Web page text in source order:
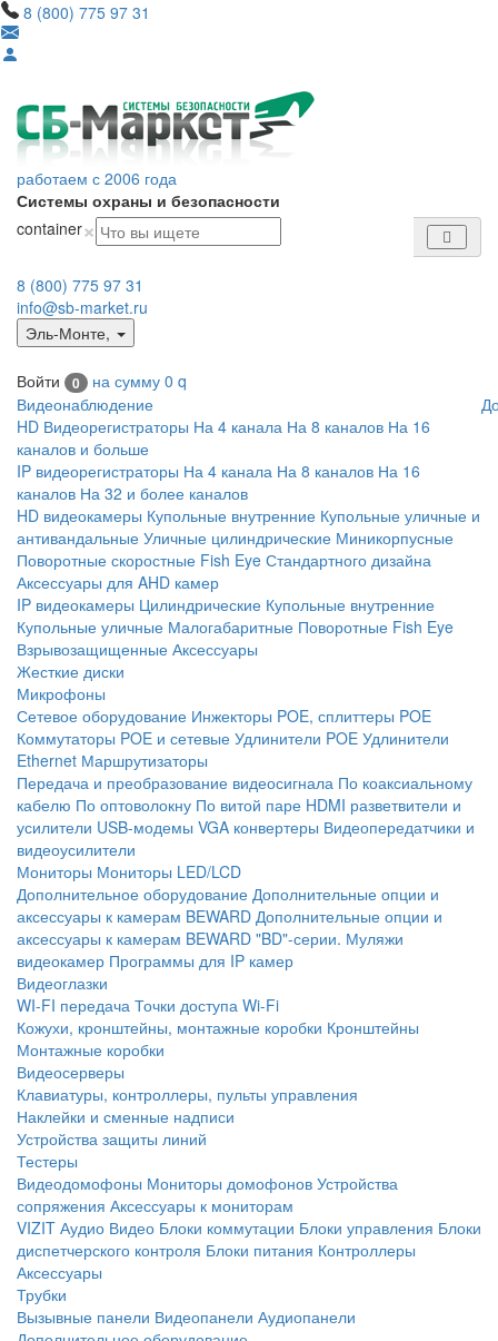
8 (800) 775 97 31
работаем с 2006 года
Системы охраны и безопасности
container×
8 (800) 775 97 31
info@sb-market.ru
Эль-Монте,
Войти 0 на сумму 0 q
Видеонаблюдение
HD Видеорегистраторы На 4 канала На 8 каналов На 16
каналов и больше
IP видеорегистраторы На 4 канала На 8 каналов На 16
каналов На 32 и более каналов
HD видеокамеры Купольные внутренние Купольные уличные и
антивандальные Уличные цилиндрические Миникорпусные
Поворотные скоростные Fish Eye Стандартного дизайна
Аксессуары для AHD камер
IP видеокамеры Цилиндрические Купольные внутренние
Купольные уличные Малогабаритные Поворотные Fish Eye
Взрывозащищенные Аксессуары
Жесткие диски
Микрофоны
Сетевое оборудование Инжекторы POE, сплиттеры POE
Коммутаторы POE и сетевые Удлинители POE Удлинители
Ethernet Маршрутизаторы
Передача и преобразование видеосигнала По коаксиальному
кабелю По оптоволокну По витой паре HDMI разветвители и
усилители USB-модемы VGA конвертеры Видеопередатчики и
видеоусилители
Мониторы Мониторы LED/LCD
Дополнительное оборудование Дополнительные опции и
аксессуары к камерам BEWARD Дополнительные опции и
аксессуары к камерам BEWARD "BD"-серии. Муляжи
видеокамер Программы для IP камер
Видеоглазки
WI-FI передача Точки доступа Wi-Fi
Кожухи, кронштейны, монтажные коробки Кронштейны
Монтажные коробки
Видеосерверы
Клавиатуры, контроллеры, пульты управления
Наклейки и сменные надписи
Устройства защиты линий
Тестеры
Видеодомофоны Мониторы домофонов Устройства
сопряжения Аксессуары к мониторам
VIZIT Аудио Видео Блоки коммутации Блоки управления Блоки
диспетчерского контроля Блоки питания Контроллеры
Аксессуары
Трубки
Вызывные панели Видеопанели Аудиопанели